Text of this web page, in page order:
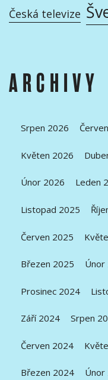
Česká televize
ARCHIVY
Srpen 2026
Květen 2026
Únor 2026 Leden
Listopad 2025
Červen 2025
Březen 2025 Únor
Prosinec 2024
Září 2024 Srpen
Červen 2024
Březen 2024 Únor